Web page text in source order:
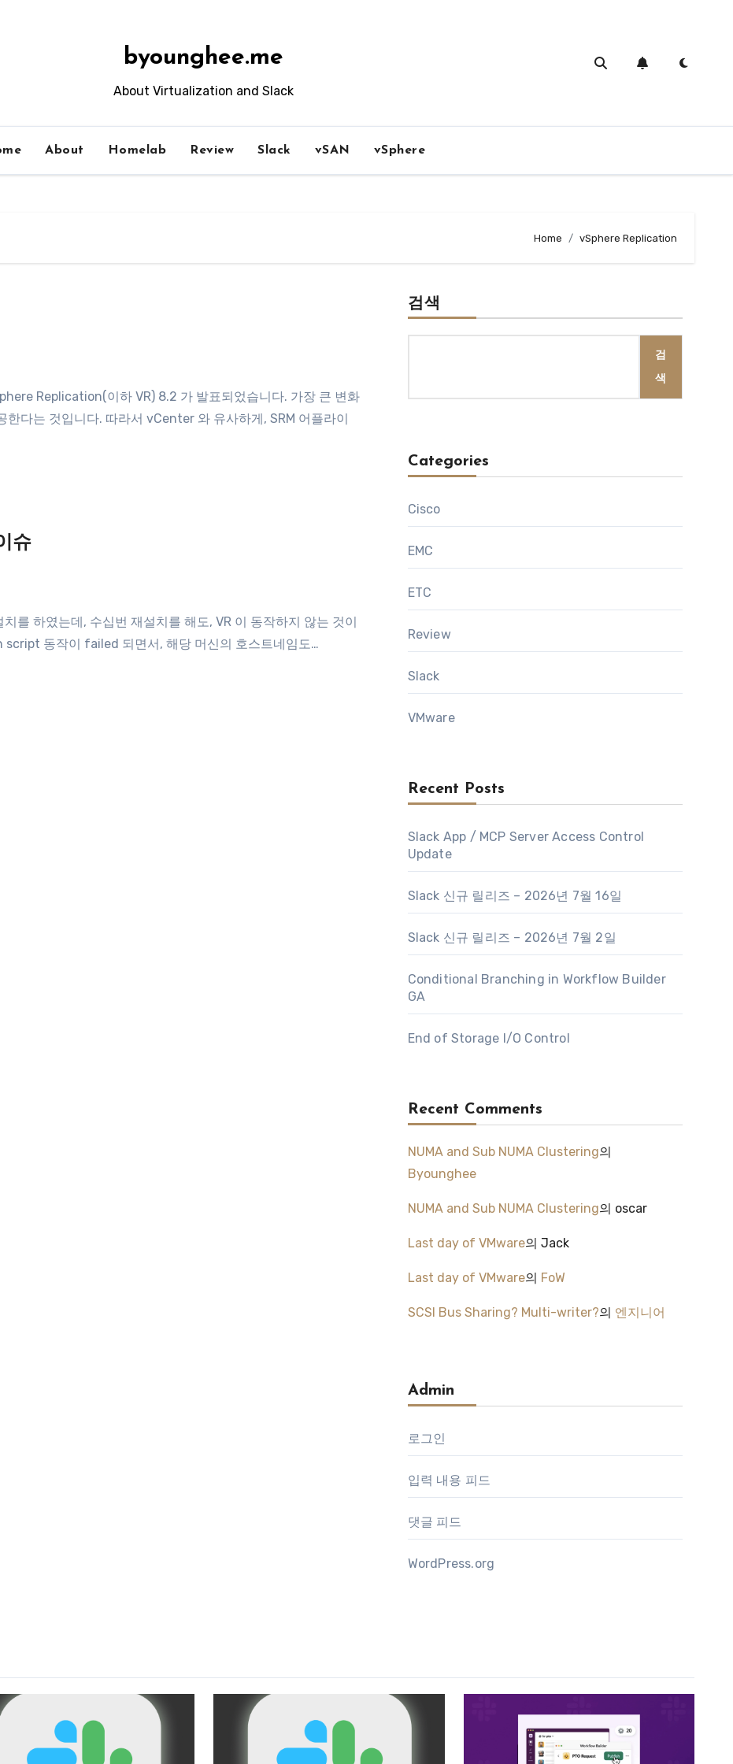
byounghee.me
About Virtualization and Slack
About Homelab Review Slack vSAN vSphere
Home vSphere Replication
다는 것입니다. 따라서 vCenter 와 유사하게, SRM 어플라이
슈
동작이 failed 되면서, 해당 머신의 호스트네임도…
검색
검
색
Categories
Cisco
EMC
ETC
Review
Slack
VMware
Recent Posts
Slack App / MCP Server Access Control
Update
Slack 신규 릴리즈 – 2026년 7월 16일
Slack 신규 릴리즈 – 2026년 7월 2일
Conditional Branching in Workflow Builder
GA
End of Storage I/O Control
Recent Comments
NUMA and Sub NUMA Clustering의
Byounghee
NUMA and Sub NUMA Clustering의 oscar
Last day of VMware의 Jack
Last day of VMware의 FoW
SCSI Bus Sharing? Multi-writer?의 엔지니어
Admin
로그인
입력 내용 피드
댓글 피드
WordPress.org